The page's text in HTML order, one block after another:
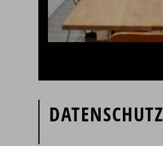
DATENSCHUTZ